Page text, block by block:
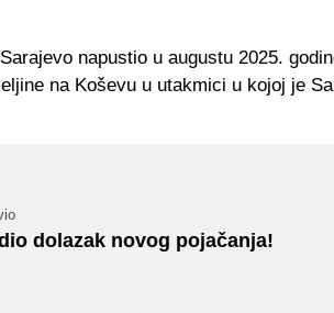
napustio u augustu 2025.
na Koševu u utakmici u kojoj je
dolazak novog pojačanja!